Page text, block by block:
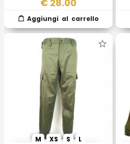
Vegetata
€ 28.00
M XS S L